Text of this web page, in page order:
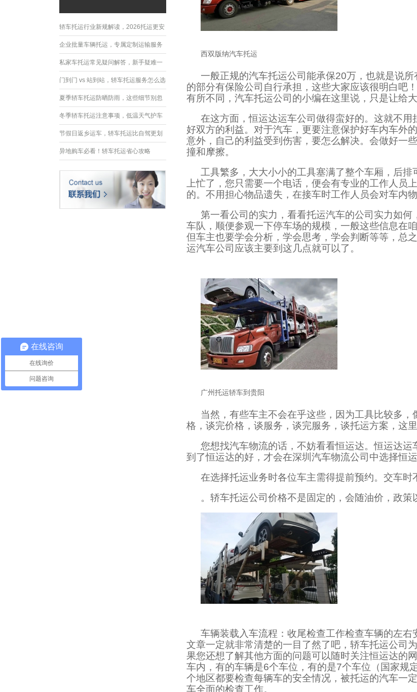
轿车托运行业新规解读，2026托运更安
全规范
企业批量车辆托运，专属定制运输服务
优势
私家车托运常见疑问解答，新手疑难一
次性解决
门到门 vs 站到站，轿车托运服务怎么选
夏季轿车托运防晒防雨，这些细节别忽
略
冬季轿车托运注意事项，低温天气护车
指南
节假日返乡运车，轿车托运比自驾更划
算
异地购车必看！轿车托运省心攻略
西双版纳汽车托运
一般正规的汽车托运公司能承保20万，也就是说
的部分有保险公司自行承担，这些大家应该很明白吧
有所不同，汽车托运公司的小编在这里说，只是让给
在这方面，恒运达运车公司做得蛮好的。这就不
好双方的利益。对于汽车，更要注意保护好车内车外
意外，自己的利益受到伤害，要怎么解决。会做好一
撞和摩擦。
工具繁多，大大小小的工具塞满了整个车厢，后
上忙了，您只需要一个电话，便会有专业的工作人员
的。不用担心物品遗失，在接车时工作人员会对车内
第一看公司的实力，看看托运汽车的公司实力如
车队，顺便参观一下停车场的规模，一般这些信息在
但车主也要学会分析，学会思考，学会判断等等，总
运汽车公司应该主要到这几点就可以了。
广州托运轿车到贵阳
当然，有些车主不会在乎这些，因为工具比较多
格，谈完价格，谈服务，谈完服务，谈托运方案，这
您想找汽车物流的话，不妨看看恒运达。恒运达
到了恒运达的好，才会在深圳汽车物流公司中选择恒运
在选择托运业务时各位车主需得提前预约。交车时
。轿车托运公司价格不是固定的，会随油价，政策
车辆装载入车流程：收尾检查工作检查车辆的左
文章一定就非常清楚的一目了然了吧，轿车托运公司
果您还想了解其他方面的问题可以随时关注恒运达的
车内，有的车辆是6个车位，有的是7个车位（国家规
个地区都要检查每辆车的安全情况，被托运的汽车一
车全面的检查工作。
在线咨询
在线询价
问题咨询